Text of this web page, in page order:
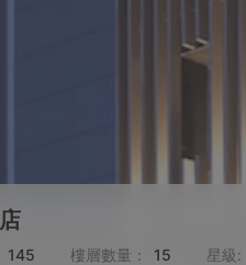
145 樓層數量： 15
星級: